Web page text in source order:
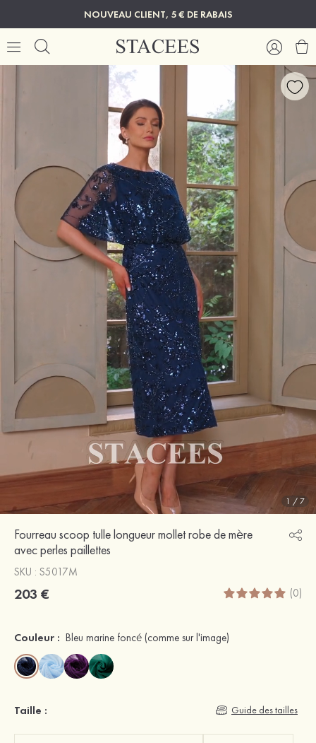
NOUVEAU CLIENT, 5 € DE RABAIS
1 /7
Fourreau scoop tulle longueur mollet robe de mère
avec perles paillettes
SKU : S5017M
203 € (0)
Couleur : Bleu marine foncé (comme sur l'image)
Taille : Guide des tailles